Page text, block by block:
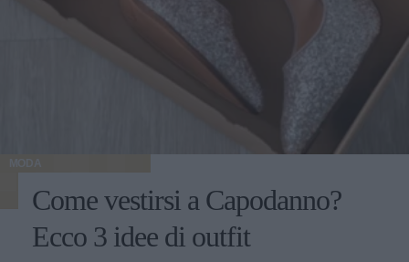
MODA
Come vestirsi a Capodanno?
Ecco 3 idee di outfit